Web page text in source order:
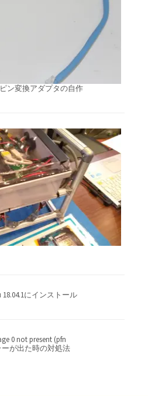
ン変換アダプタの自作
18.04.1にインストール
0 not present (pfn
ーが出た時の対処法